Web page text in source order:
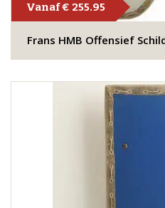
Vanaf € 255.95
Frans HMB Offensief